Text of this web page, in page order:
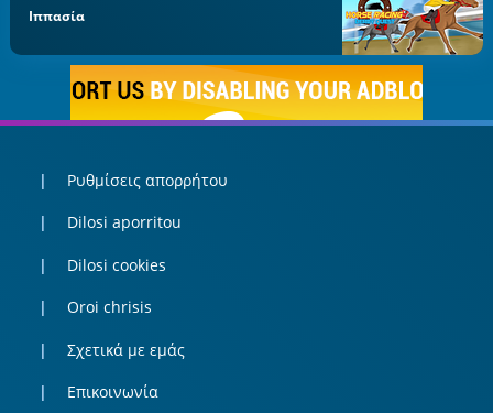
Ιππασία
Ρυθμίσεις απορρήτου
Dilosi aporritou
Dilosi cookies
Oroi chrisis
Σχετικά με εμάς
Επικοινωνία